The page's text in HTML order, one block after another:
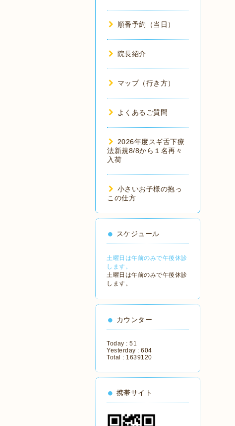
順番予約（当日）
院長紹介
マップ（行き方）
よくあるご質問
2026年度スギ舌下療
法新規8/8から１名再々
入荷
小さいお子様の抱っ
この仕方
スケジュール
土曜日は午前のみで午後休診
します。
土曜日は午前のみで午後休診
します。
カウンター
Today : 51
Yesterday : 604
Total : 1639120
携帯サイト